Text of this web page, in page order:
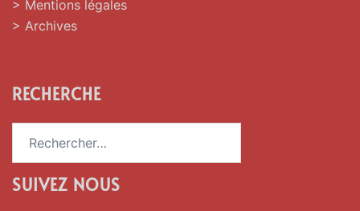
> Mentions légales
> Archives
RECHERCHE
SUIVEZ NOUS